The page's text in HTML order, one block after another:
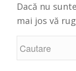
Dacă nu
mai jos vă